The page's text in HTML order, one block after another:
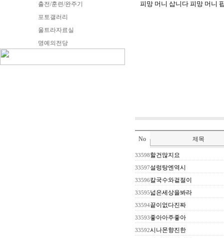
출전/훈련/완주기
포토갤러리
울트라자료실
명예의전당
피망 머니 삽니다 피망 머니
No 제목
33598할건많지요
33597설렁탕엔역시
33596칼국수와겉절이
33595넓은세상을봐라
33594끝이없다진짜
33593좋아아주좋아
33592시나몬향진한